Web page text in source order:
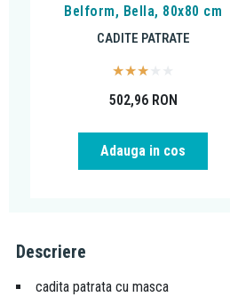
Belform, Bella, 80x80 cm
CADITE PATRATE
502,96 RON
Adauga in cos
Descriere
cadita patrata cu masca